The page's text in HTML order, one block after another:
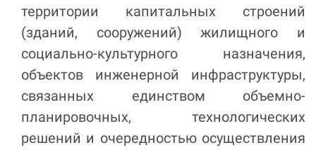
территории капитальных строений
(зданий, сооружений) жилищного и
социально-культурного назначения,
объектов инженерной инфраструктуры,
связанных единством объемно-
планировочных, технологических
решений и очередностью осуществления